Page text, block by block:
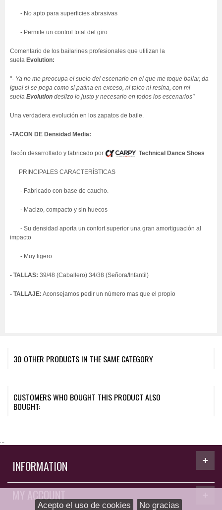
Acepto el uso de cookies No gracias
- No apto para superficies abrasivas
- Permite un control total del giro
Comentario de los bailarines profesionales que utilizan la
suela Evolution:
"- Ya no me preocupa el suelo del escenario en el que me toque bailar, da
igual si se pega como si patina en exceso, ni talco ni resina, con mi
suela Evolution deslizo lo justo y necesario en todos los escenarios"
Una verdadera evolución en los zapatos de baile.
-TACON DE Densidad Media:
Tacón desarrollado y fabricado por Technical Dance Shoes
PRINCIPALES CARACTERÍSTICAS
- Fabricado con base de caucho.
- Macizo, compacto y sin huecos
- Su densidad aporta un confort superior una gran amortiguación al
impacto
- Muy ligero
- TALLAS: 39/48 (Caballero) 34/38 (Señora/Infantil)
- TALLAJE: Aconsejamos pedir un número mas que el propio
30 OTHER PRODUCTS IN THE SAME CATEGORY
CUSTOMERS WHO BOUGHT THIS PRODUCT ALSO
BOUGHT:
...
INFORMATION
MY ACCOUNT